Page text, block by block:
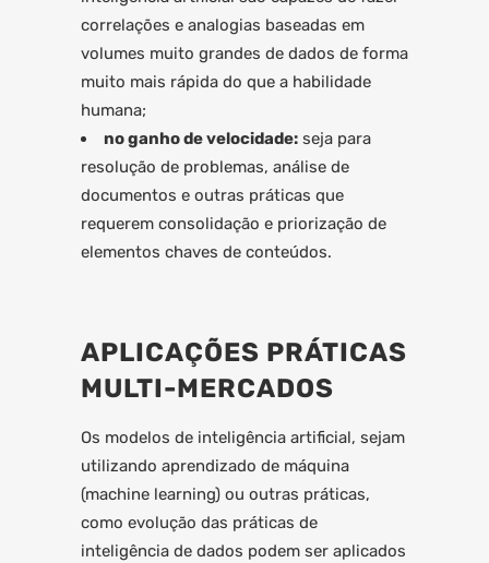
correlações e analogias baseadas em
volumes muito grandes de dados de forma
muito mais rápida do que a habilidade
humana;
no ganho de velocidade: seja para
resolução de problemas, análise de
documentos e outras práticas que
requerem consolidação e priorização de
elementos chaves de conteúdos.
APLICAÇÕES PRÁTICAS
MULTI-MERCADOS
Os modelos de inteligência artificial, sejam
utilizando aprendizado de máquina
(machine learning) ou outras práticas,
como evolução das práticas de
inteligência de dados podem ser aplicados